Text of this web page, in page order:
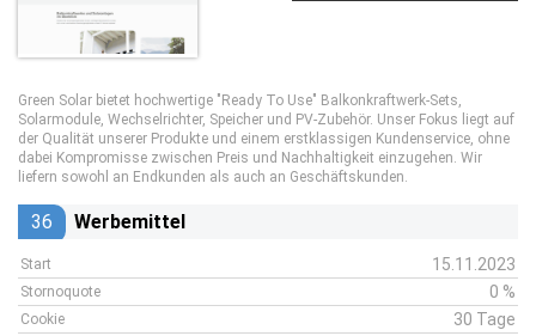
Green Solar bietet hochwertige "Ready To Use" Balkonkraftwerk-Sets,
Solarmodule, Wechselrichter, Speicher und PV-Zubehör. Unser Fokus liegt auf
der Qualität unserer Produkte und einem erstklassigen Kundenservice, ohne
dabei Kompromisse zwischen Preis und Nachhaltigkeit einzugehen. Wir
liefern sowohl an Endkunden als auch an Geschäftskunden.
36 Werbemittel
Start 15.11.2023
Stornoquote 0 %
Cookie 30 Tage